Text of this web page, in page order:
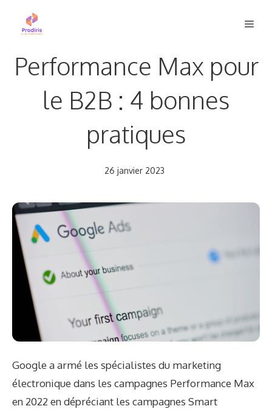
Performance Max pour
le B2B : 4 bonnes
pratiques
26 janvier 2023
Google a armé les spécialistes du marketing
électronique dans les campagnes Performance Max
en 2022 en dépréciant les campagnes Smart